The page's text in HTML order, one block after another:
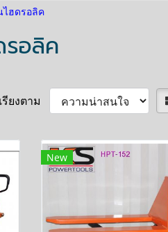
ฮดรอลิค
อลิค
เรียงตาม
New